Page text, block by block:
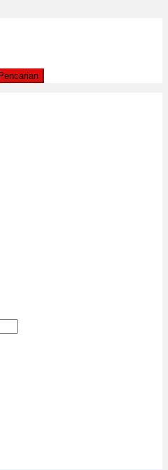
Pencarian